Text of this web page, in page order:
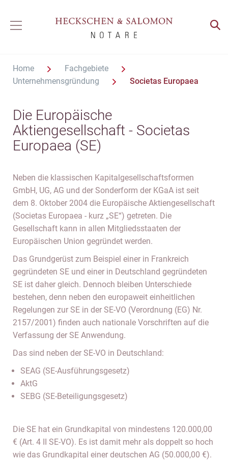
Home
Fachgebiete
Unternehmensgründung
Societas Europaea
Die Europäische
Aktiengesellschaft - Societas
Europaea (SE)
Neben die klassischen Kapitalgesellschaftsformen
GmbH, UG, AG und der Sonderform der KGaA ist seit
dem 8. Oktober 2004 die Europäische Aktiengesellschaft
(Societas Europaea - kurz „SE“) getreten. Die
Gesellschaft kann in allen Mitgliedsstaaten der
Europäischen Union gegründet werden.
Das Grundgerüst zum Beispiel einer in Frankreich
gegründeten SE und einer in Deutschland gegründeten
SE ist daher gleich. Dennoch bleiben Unterschiede
bestehen, denn neben den europaweit einheitlichen
Regelungen zur SE in der SE-VO (Verordnung (EG) Nr.
2157/2001) finden auch nationale Vorschriften auf die
Verfassung der SE Anwendung.
Das sind neben der SE-VO in Deutschland:
SEAG (SE-Ausführungsgesetz)
AktG
SEBG (SE-Beteiligungsgesetz)
Die SE hat ein Grundkapital von mindestens 120.000,00
€ (Art. 4 II SE-VO). Es ist damit mehr als doppelt so hoch
wie das Grundkapital einer deutschen AG (50.000,00 €).